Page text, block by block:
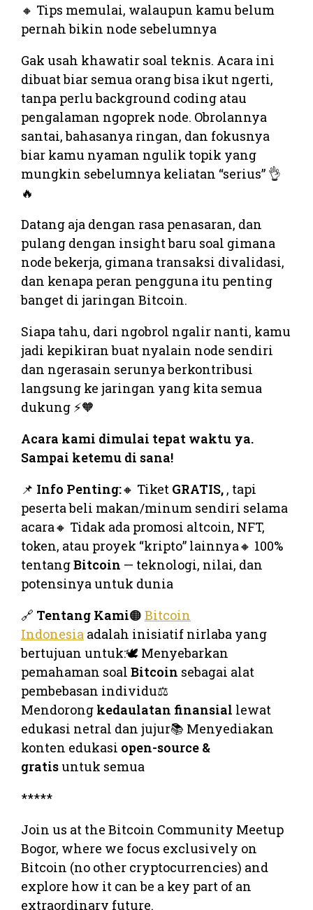
🔸 Tips memulai, walaupun kamu belum
pernah bikin node sebelumnya
Gak usah khawatir soal teknis. Acara ini
dibuat biar semua orang bisa ikut ngerti,
tanpa perlu background coding atau
pengalaman ngoprek node. Obrolannya
santai, bahasanya ringan, dan fokusnya
biar kamu nyaman ngulik topik yang
mungkin sebelumnya keliatan “serius” 👌
🔥
Datang aja dengan rasa penasaran, dan
pulang dengan insight baru soal gimana
node bekerja, gimana transaksi divalidasi,
dan kenapa peran pengguna itu penting
banget di jaringan Bitcoin.
Siapa tahu, dari ngobrol ngalir nanti, kamu
jadi kepikiran buat nyalain node sendiri
dan ngerasain serunya berkontribusi
langsung ke jaringan yang kita semua
dukung ⚡🧡
Acara kami dimulai tepat waktu ya.
Sampai ketemu di sana!
📌 Info Penting:🔸 Tiket GRATIS, , tapi
peserta beli makan/minum sendiri selama
acara🔸 Tidak ada promosi altcoin, NFT,
token, atau proyek “kripto” lainnya🔸 100%
tentangBitcoin — teknologi, nilai, dan
potensinya untuk dunia
🔗 Tentang Kami🟠 Bitcoin
Indonesia adalah inisiatif nirlaba yang
bertujuan untuk:🕊️ Menyebarkan
pemahaman soal Bitcoin sebagai alat
pembebasan individu⚖️
Mendorong kedaulatan finansial lewat
edukasi netral dan jujur📚 Menyediakan
konten edukasi open-source &
gratisuntuk semua
*****
Join us at the Bitcoin Community Meetup
Bogor, where we focus exclusively on
Bitcoin (no other cryptocurrencies) and
explore how it can be a key part of an
extraordinary future.